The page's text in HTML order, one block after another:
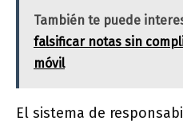
También te puede
falsificar notas sin
móvil
El sistema de